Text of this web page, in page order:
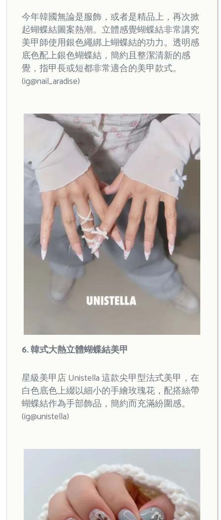
今年韓國無論是服飾，或者是精品上，再次掀
起蝴蝶結圖案熱潮。立體感覺蝴蝶結非常講究
美甲師使用銀色繩綁上蝴蝶結的功力。透明感
底色配上銀色蝴蝶結，簡約且整潔清新的感
覺，指甲長或短都非常適合的美甲款式。
(ig@nail_aradise)
6. 韓式大熱立體蝴蝶結美甲
星級美甲店 Unistella 這款尖甲型法式美甲，在
白色底色上綴以細小的手繪玫瑰花，配搭絲帶
蝴蝶結作為手部飾品，簡約而充滿紛圍感。
(ig@unistella)